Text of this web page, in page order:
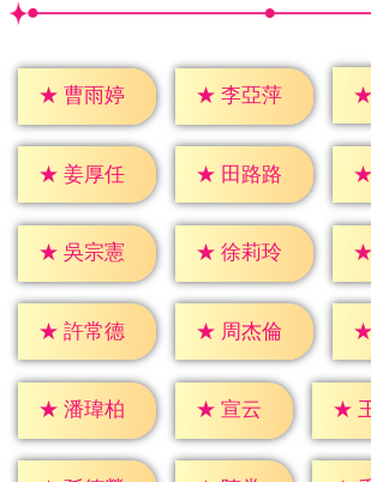
★ 曹雨婷 ★ 李亞萍 ★
★ 姜厚任 ★ 田路路 ★
★ 吳宗憲 ★ 徐莉玲 ★
★ 許常德 ★ 周杰倫 ★
★ 潘瑋柏 ★ 宣云 ★